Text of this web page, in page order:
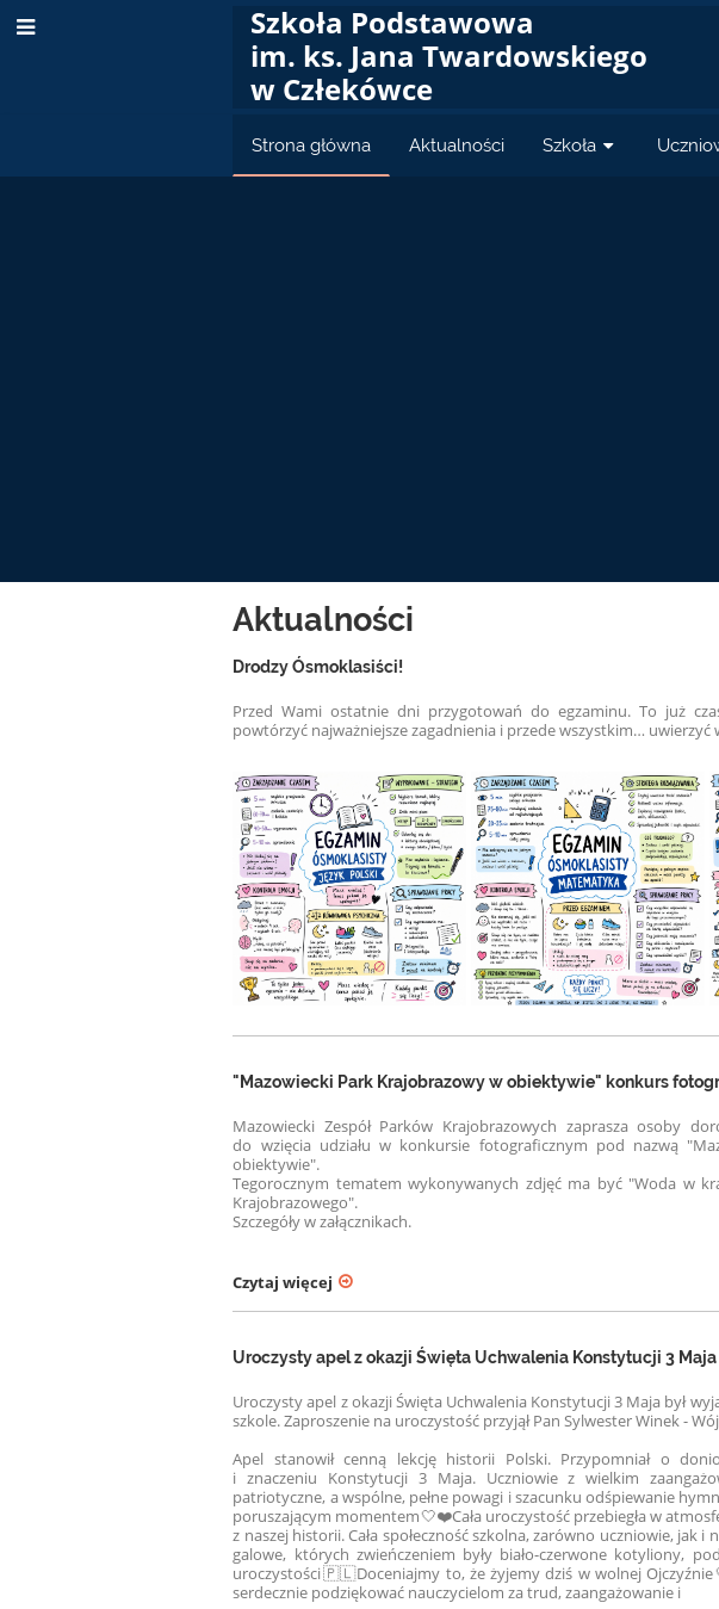
Szkoła Podstawowa
im. ks. Jana Twardowskiego
w Człekówce
Strona główna Aktualności Szkoła
Aktualności
Drodzy Ósmoklasiści!
Przed Wami ostatnie dni przygotowań do egzaminu. To już
powtórzyć najważniejsze zagadnienia i przede wszystkim… uwierzyć
"Mazowiecki Park Krajobrazowy w obiektywie" konkurs
Mazowiecki Zespół Parków Krajobrazowych zaprasza osoby
do wzięcia udziału w konkursie fotograficznym pod nazwą
obiektywie".
Tegorocznym tematem wykonywanych zdjęć ma być "Woda w
Krajobrazowego".
Szczegóły w załącznikach.
Czytaj więcej
Uroczysty apel z okazji Święta Uchwalenia Konstytucji 3 Maja
Uroczysty apel z okazji Święta Uchwalenia Konstytucji 3 Maja był
szkole. Zaproszenie na uroczystość przyjął Pan Sylwester Winek -
Apel stanowił cenną lekcję historii Polski. Przypomniał o
i znaczeniu Konstytucji 3 Maja. Uczniowie z wielkim
patriotyczne, a wspólne, pełne powagi i szacunku odśpiewanie
poruszającym momentem🤍❤️Cała uroczystość przebiegła w
z naszej historii. Cała społeczność szkolna, zarówno uczniowie, jak i
galowe, których zwieńczeniem były biało-czerwone kotyliony,
uroczystości🇵🇱Doceniajmy to, że żyjemy dziś w wolnej
serdecznie podziękować nauczycielom za trud, zaangażowanie i